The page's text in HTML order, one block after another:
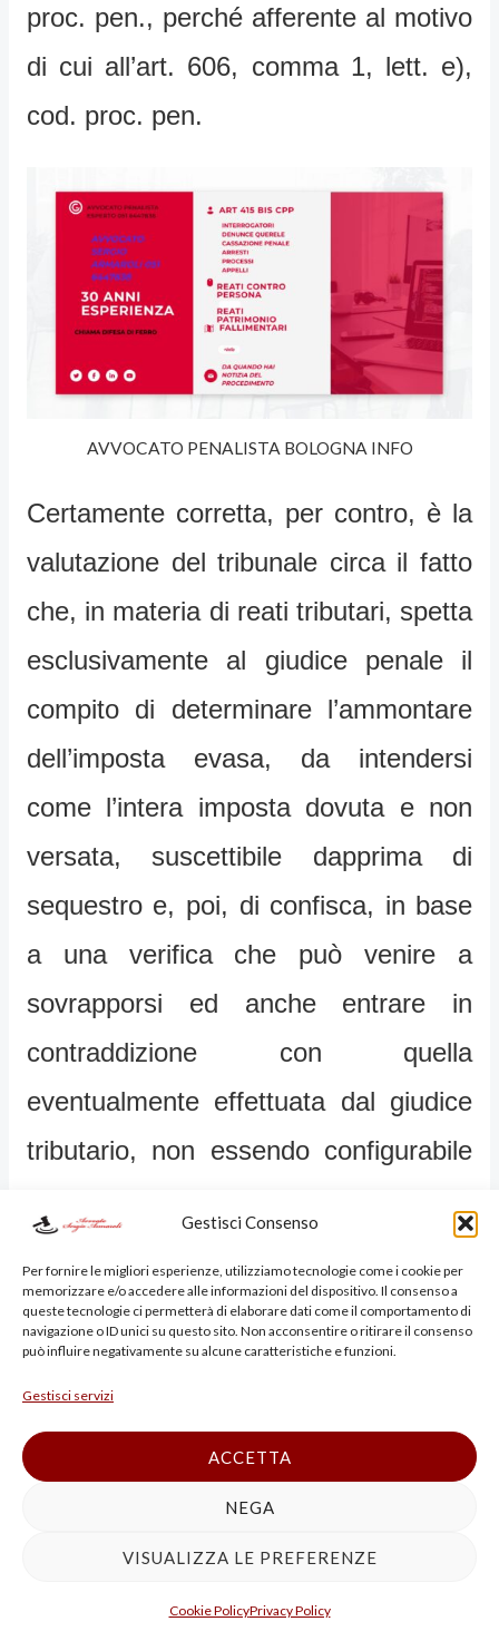
Gestisci Consenso
Per fornire le migliori esperienze, utilizziamo tecnologie come i cookie per
memorizzare e/o accedere alle informazioni del dispositivo. Il consenso a
queste tecnologie ci permetterà di elaborare dati come il comportamento di
navigazione o ID unici su questo sito. Non acconsentire o ritirare il consenso
può influire negativamente su alcune caratteristiche e funzioni.
Gestisci servizi
ACCETTA
NEGA
VISUALIZZA LE PREFERENZE
Cookie PolicyPrivacy Policy
proc. pen., perché afferente al motivo
di cui all’art. 606, comma 1, lett. e),
cod. proc. pen.
AVVOCATO PENALISTA BOLOGNA INFO
Certamente corretta, per contro, è la
valutazione del tribunale circa il fatto
che, in materia di reati tributari, spetta
esclusivamente al giudice penale il
compito di determinare l’ammontare
dell’imposta evasa, da intendersi
come l’intera imposta dovuta e non
versata, suscettibile dapprima di
sequestro e, poi, di confisca, in base
a una verifica che può venire a
sovrapporsi ed anche entrare in
contraddizione con quella
eventualmente effettuata dal giudice
tributario, non essendo configurabile
275439; Sez. 3, n. 36396 del
18/05/2011, Mariutti, Rv. 251280;
Sez. 3, n. 21213 del 26/02/2008, De
Cicco, Rv. 239984).
Il secondo motivo è inammissibile
perché si limita a contestare il
vizio di motivazione.